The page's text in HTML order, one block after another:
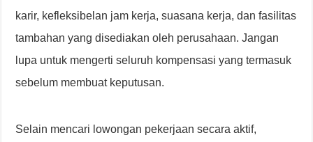
karir, kefleksibelan jam kerja, suasana kerja, dan fasilitas
tambahan yang disediakan oleh perusahaan. Jangan
lupa untuk mengerti seluruh kompensasi yang termasuk
sebelum membuat keputusan.
Selain mencari lowongan pekerjaan secara aktif,